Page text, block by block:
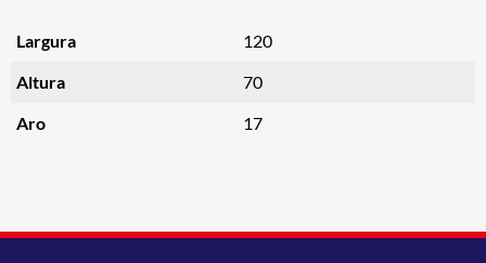
Largura 120
Altura 70
Aro 17